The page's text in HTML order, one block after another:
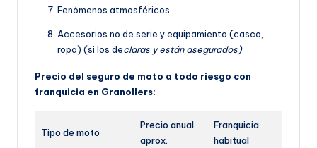
Fenómenos atmosféricos
Accesorios no de serie y equipamiento (casco,
ropa) (si los declaras y están asegurados)
Precio del seguro de moto a todo riesgo con
franquicia en Granollers:
Tipo de moto
Precio anual
aprox.
Franquicia
habitual